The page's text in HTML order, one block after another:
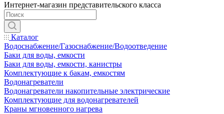
Интернет-магазин представительского класса
Каталог
Водоснабжение/Газоснабжение/Водоотведение
Баки для воды, емкости
Баки для воды, емкости, канистры
Комплектующие к бакам, емкостям
Водонагреватели
Водонагреватели накопительные электрические
Комплектующие для водонагревателей
Краны мгновенного нагрева